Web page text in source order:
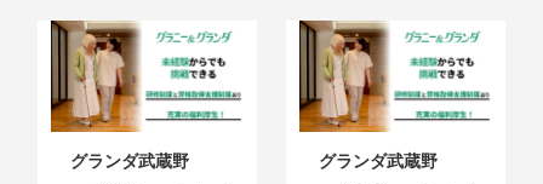
グランダ武蔵野 グランダ武蔵野